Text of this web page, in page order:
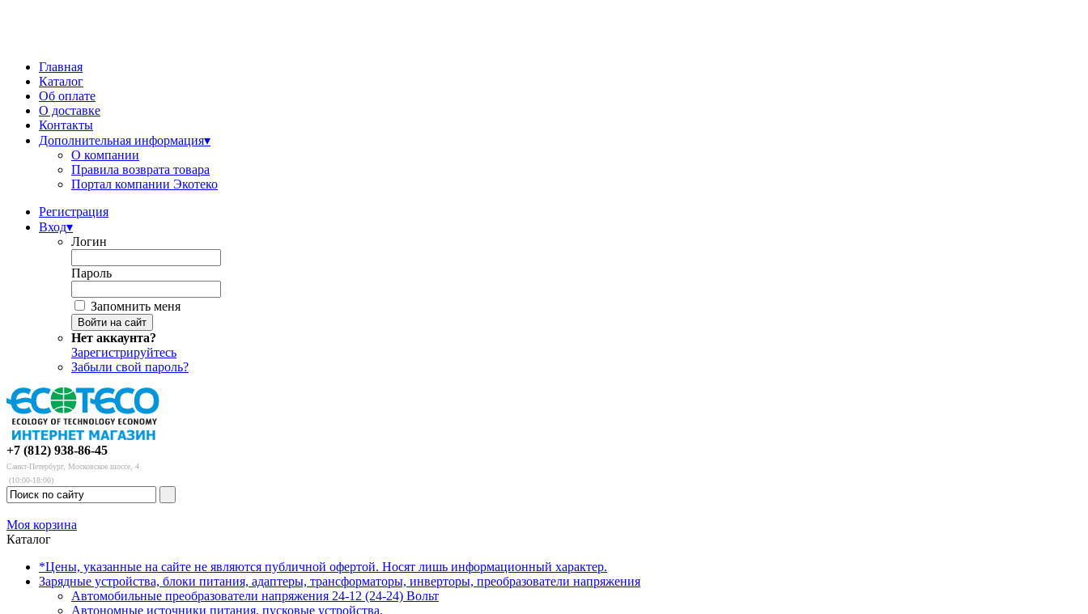
Главная
Каталог
Об оплате
О доставке
Контакты
Дополнительная информация▾
О компании
Правила возврата товара
Портал компании Экотеко
Регистрация
Вход▾
Логин
Пароль
Запомнить меня
Нет аккаунта?
Зарегистрируйтесь
Забыли свой пароль?
+7 (812) 938-86-45
Санкт-Петербург, Московское шоссе, 4
(10:00-18:00)
Моя корзина
Каталог
*Цены, указанные на сайте не являются публичной офертой. Носят лишь информационный характер.
Зарядные устройства, блоки питания, адаптеры, трансформаторы, инверторы, преобразователи напряжения
Автомобильные преобразователи напряжения 24-12 (24-24) Вольт
Автономные источники питания, пусковые устройства.